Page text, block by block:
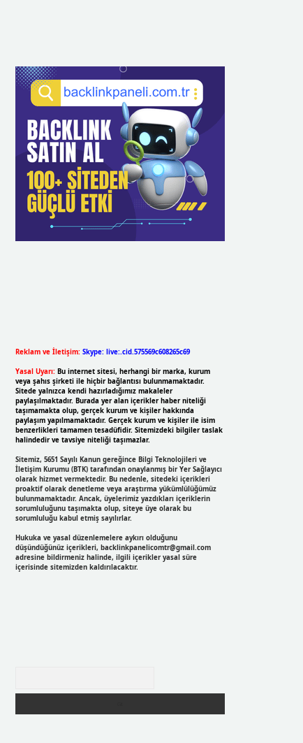
Reklam ve İletişim: Skype: live:.cid.575569c608265c69
Yasal Uyarı: Bu internet sitesi, herhangi bir marka, kurum
veya şahıs şirketi ile hiçbir bağlantısı bulunmamaktadır.
Sitede yalnızca kendi hazırladığımız makaleler
paylaşılmaktadır. Burada yer alan içerikler haber niteliği
taşımamakta olup, gerçek kurum ve kişiler hakkında
paylaşım yapılmamaktadır. Gerçek kurum ve kişiler ile isim
benzerlikleri tamamen tesadüfidir. Sitemizdeki bilgiler taslak
halindedir ve tavsiye niteliği taşımazlar.
Sitemiz, 5651 Sayılı Kanun gereğince Bilgi Teknolojileri ve
İletişim Kurumu (BTK) tarafından onaylanmış bir Yer Sağlayıcı
olarak hizmet vermektedir. Bu nedenle, sitedeki içerikleri
proaktif olarak denetleme veya araştırma yükümlülüğümüz
bulunmamaktadır. Ancak, üyelerimiz yazdıkları içeriklerin
sorumluluğunu taşımakta olup, siteye üye olarak bu
sorumluluğu kabul etmiş sayılırlar.
Hukuka ve yasal düzenlemelere aykırı olduğunu
düşündüğünüz içerikleri, backlinkpanelicomtr@gmail.com
adresine bildirmeniz halinde, ilgili içerikler yasal süre
içerisinde sitemizden kaldırılacaktır.